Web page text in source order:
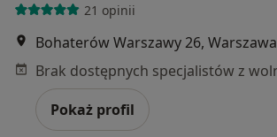
21 opinii
Bohaterów Warszawy 26, Warszawa
Pokaż profil